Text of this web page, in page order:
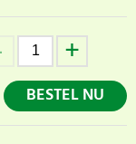
BESTEL NU